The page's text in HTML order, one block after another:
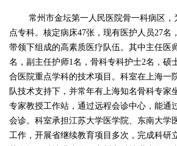
常州市金坛第一人民医院骨一科病区
点专科。核定病床47张，现有医护人员27名
带领下组成的高素质医疗队伍。其中主任医
名，副主任护师1名，骨科专科护士2名，硕
合医院重点学科的技术项目。科室在上海一
队技术支持下，并常年有上海知名骨科专家
专家教授工作站，通过远程会诊中心，能通
会诊。科室承担江苏大学医学院、东南大学
工作，开展省继续教育项目多次，完成科研